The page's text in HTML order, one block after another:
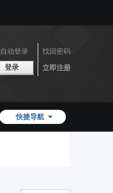
自动登录
找回密码
登录 立即注册
快捷导航